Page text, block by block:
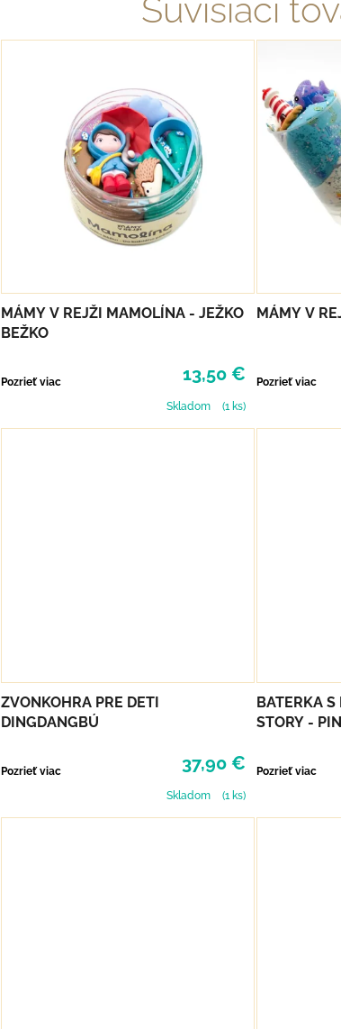
Súvisiaci
MÁMY V REJŽI MAMOLÍNA - JEŽKO
BEŽKO
13,50 €
Pozrieť viac
Skladom
(1 ks)
MÁMY V
Pozrieť viac
ZVONKOHRA PRE DETI
DINGDANGBÚ
37,90 €
Pozrieť viac
Skladom
(1 ks)
BATERKA S
STORY -
Pozrieť viac